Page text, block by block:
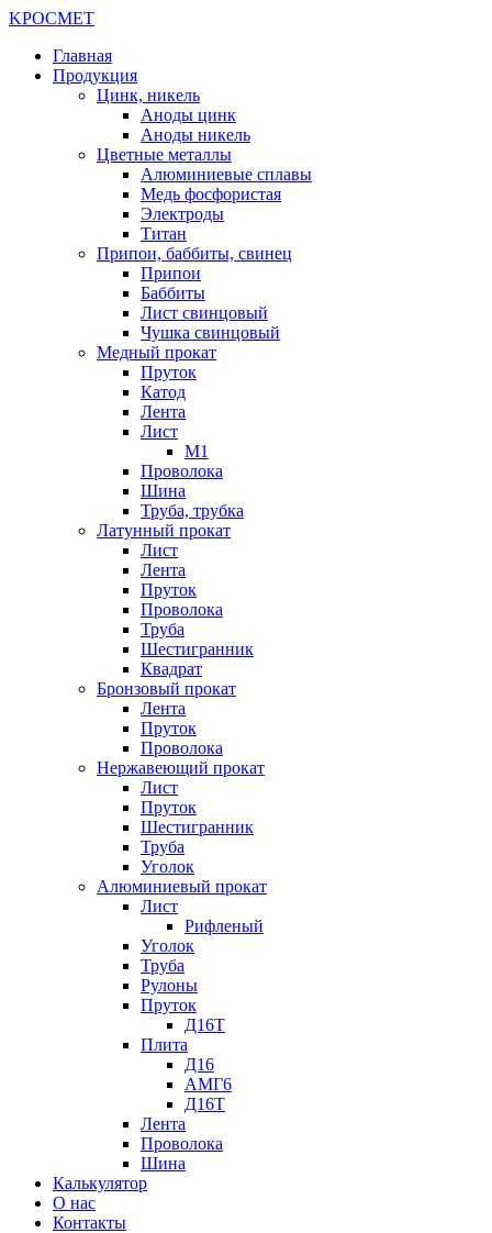
KРОСМЕТ
Главная
Продукция
Цинк, никель
Аноды цинк
Аноды никель
Цветные металлы
Алюминиевые сплавы
Медь фосфористая
Электроды
Титан
Припои, баббиты, свинец
Припои
Баббиты
Лист свинцовый
Чушка свинцовый
Медный прокат
Пруток
Катод
Лента
Лист
М1
Проволока
Шина
Труба, трубка
Латунный прокат
Лист
Лента
Пруток
Проволока
Труба
Шестигранник
Квадрат
Бронзовый прокат
Лента
Пруток
Проволока
Нержавеющий прокат
Лист
Пруток
Шестигранник
Труба
Уголок
Алюминиевый прокат
Лист
Рифленый
Уголок
Труба
Рулоны
Пруток
Д16Т
Плита
Д16
АМГ6
Д16Т
Лента
Проволока
Шина
Калькулятор
О нас
Контакты